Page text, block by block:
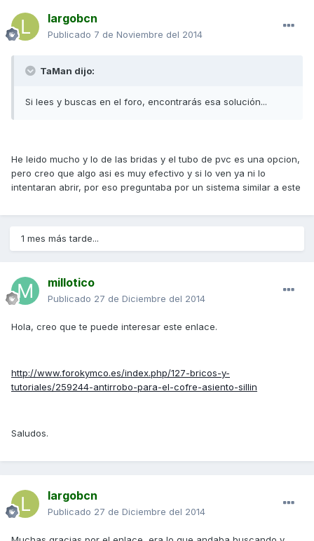
largobcn
Publicado 7 de Noviembre del 2014
TaMan dijo:
Si lees y buscas en el foro, encontrarás esa solución...
He leido mucho y lo de las bridas y el tubo de pvc es una opcion,
pero creo que algo asi es muy efectivo y si lo ven ya ni lo
intentaran abrir, por eso preguntaba por un sistema similar a este
1 mes más tarde...
millotico
Publicado 27 de Diciembre del 2014
Hola, creo que te puede interesar este enlace.
http://www.forokymco.es/index.php/127-bricos-y-
tutoriales/259244-antirrobo-para-el-cofre-asiento-sillin
Saludos.
largobcn
Publicado 27 de Diciembre del 2014